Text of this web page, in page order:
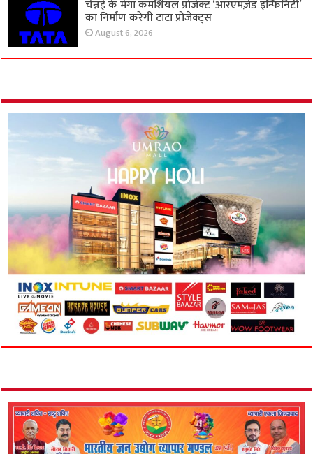
चेन्नई के मेगा कमर्शियल प्रोजेक्ट ‘आरएमज़ेड इन्फिनिटी’
का निर्माण करेगी टाटा प्रोजेक्ट्स
August 6, 2026